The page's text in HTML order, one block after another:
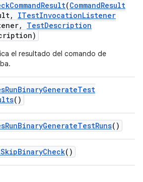
CommandResult(CommandResult
, ITestInvocationListener
, TestDescription
el resultado del comando de
RunBinaryGenerateTest
()
RunBinaryGenerateTestRuns()
SkipBinaryCheck()